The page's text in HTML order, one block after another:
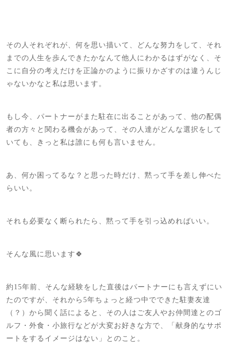
その人それぞれが、何を思い描いて、どんな努力をして、それ
までの人生を歩んできたかなんて他人にわかるはずがなく、そ
こに自分の考えだけを正論かのように振りかざすのは違うんじ
ゃないかなと私は思います。
もし今、パートナーがまた駐在に出ることがあって、他の配偶
者の方々と関わる機会があって、その人達がどんな選択をして
いても、きっと私は誰にも何も言いません。
あ、何か困ってるな？と思った時だけ、黙って手を差し伸べた
らいい。
それも必要なく断られたら、黙って手を引っ込めればいい。
そんな風に思います🍀
約15年前、そんな経験をした直後はパートナーにも言えずにい
たのですが、それから5年ちょっと経つ中でできた駐妻友達
（？）から聞く話によると、その人はご友人やお仲間達とのゴ
ルフ・外食・小旅行などが大変お好きな方で、「献身的なサポ
ートをするイメージはない」とのこと。